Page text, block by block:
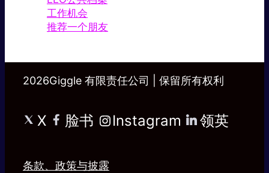
工作机会
推荐一个朋友
2026Giggle 有限责任公司 | 保留所有权利
X 脸书 Instagram 领英
条款、政策与披露